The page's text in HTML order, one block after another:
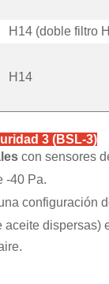
H14 (doble filtro
H14
3 (BSL-3)
con sensores
-40 Pa.
configuración
dispersas)